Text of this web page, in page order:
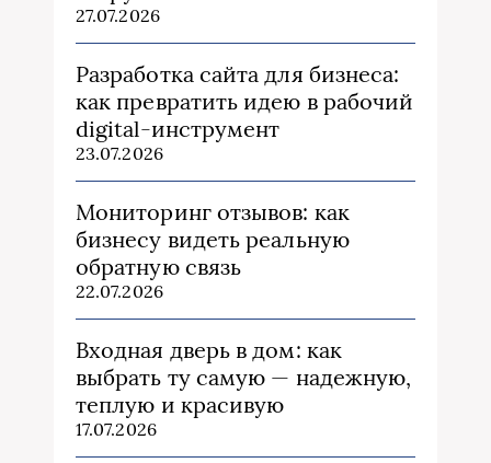
27.07.2026
Разработка сайта для бизнеса:
как превратить идею в рабочий
digital-инструмент
23.07.2026
Мониторинг отзывов: как
бизнесу видеть реальную
обратную связь
22.07.2026
Входная дверь в дом: как
выбрать ту самую — надежную,
теплую и красивую
17.07.2026